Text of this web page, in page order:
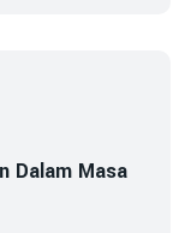
Dalam Masa